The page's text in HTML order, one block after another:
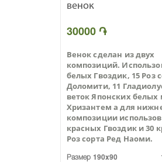
венок
30000 ֏
Венок сделан из двух
композиций.
белых Гвоздик, 15 Роз
Доломити, 11
веток Японских
Хризантем а для
композиции
красных Гвоздик и 30
Роз сорта Ред Наоми.
Размер 190x90